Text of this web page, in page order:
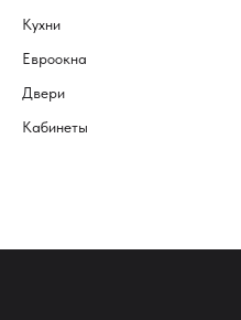
Кухни
Евроокна
Двери
Кабинеты